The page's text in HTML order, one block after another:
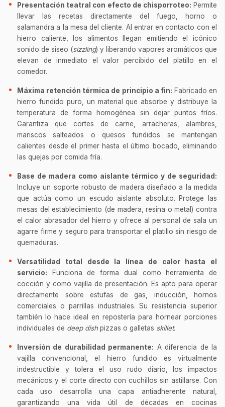
Presentación teatral con efecto de chisporroteo: Permite
llevar las recetas directamente del fuego, horno o
salamandra a la mesa del cliente. Al entrar en contacto con el
hierro caliente, los alimentos llegan emitiendo el icónico
sonido de siseo (sizzling) y liberando vapores aromáticos que
elevan de inmediato el valor percibido del platillo en el
comedor.
Máxima retención térmica de principio a fin: Fabricado en
hierro fundido puro, un material que absorbe y distribuye la
temperatura de forma homogénea sin dejar puntos fríos.
Garantiza que cortes de carne, arracheras, alambres,
mariscos salteados o quesos fundidos se mantengan
calientes desde el primer hasta el último bocado, eliminando
las quejas por comida fría.
Base de madera como aislante térmico y de seguridad:
Incluye un soporte robusto de madera diseñado a la medida
que actúa como un escudo aislante absoluto. Protege las
mesas del establecimiento (de madera, resina o metal) contra
el calor abrasador del hierro y ofrece al personal de sala un
agarre firme y seguro para transportar el platillo sin riesgo de
quemaduras.
Versatilidad total desde la línea de calor hasta el
servicio: Funciona de forma dual como herramienta de
cocción y como vajilla de presentación. Es apto para operar
directamente sobre estufas de gas, inducción, hornos
comerciales o parrillas industriales. Su resistencia superior
también lo hace ideal en repostería para hornear porciones
individuales de deep dishpizzas o galletas skillet.
Inversión de durabilidad permanente: A diferencia de la
vajilla convencional, el hierro fundido es virtualmente
indestructible y tolera el uso rudo diario, los impactos
mecánicos y el corte directo con cuchillos sin astillarse. Con
cada uso desarrolla una capa antiadherente natural,
garantizando una vida útil de décadas en cocinas